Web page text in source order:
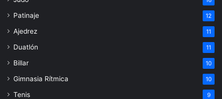
Patinaje 12
Ajedrez 11
Duatlón 11
Billar 10
Gimnasia Rítmica 10
Tenis 9